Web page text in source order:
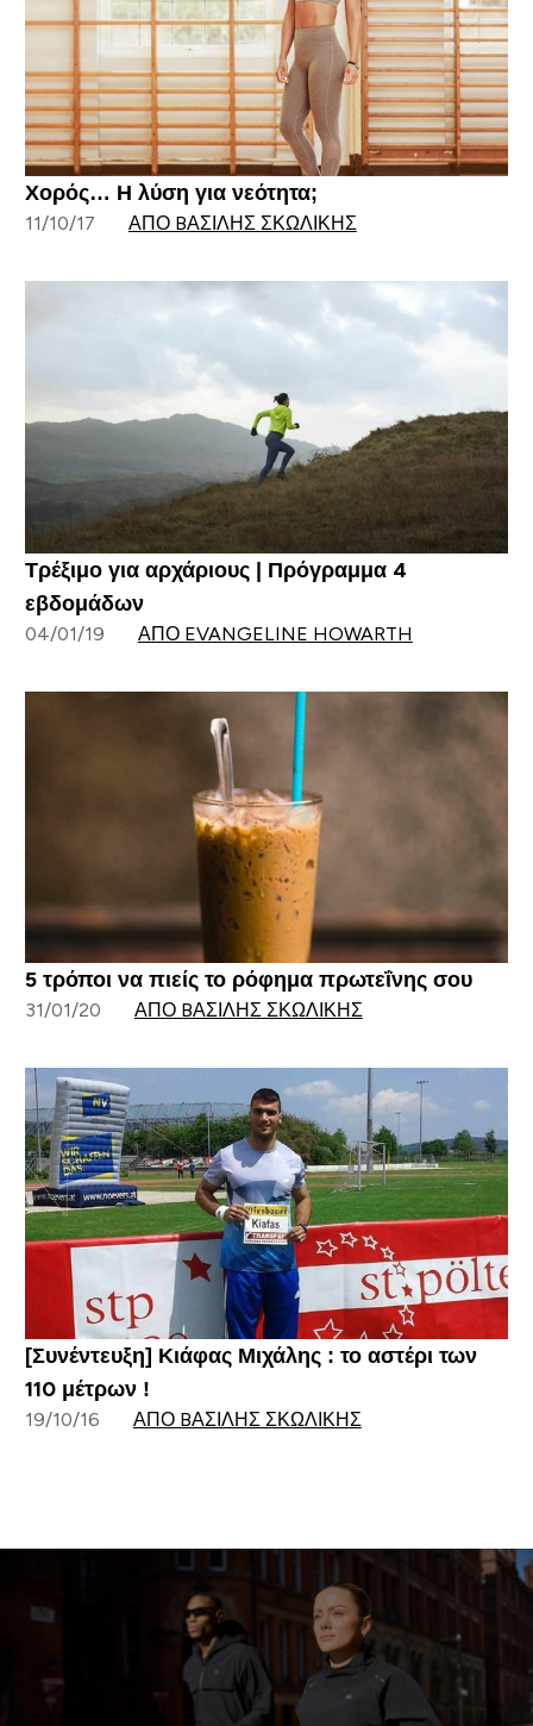
Χορός… Η λύση για νεότητα;
11/10/17 ΑΠΌ BΑΣΊΛΗΣ ΣΚΩΛΊΚΗΣ
Τρέξιμο για αρχάριους | Πρόγραμμα 4
εβδομάδων
04/01/19 ΑΠΌ EVANGELINE HOWARTH
5 τρόποι να πιείς το ρόφημα πρωτεΐνης σου
31/01/20 ΑΠΌ BΑΣΊΛΗΣ ΣΚΩΛΊΚΗΣ
[Συνέντευξη] Κιάφας Μιχάλης : το αστέρι των
110 μέτρων !
19/10/16 ΑΠΌ BΑΣΊΛΗΣ ΣΚΩΛΊΚΗΣ